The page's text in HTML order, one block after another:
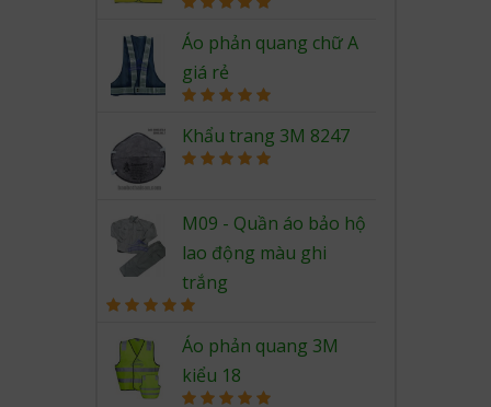
out of 5
Áo phản quang chữ A
giá rẻ
out of 5
Khẩu trang 3M 8247
M09 - Quần áo bảo hộ
lao động màu ghi
trắng
out of 5
Áo phản quang 3M
kiểu 18